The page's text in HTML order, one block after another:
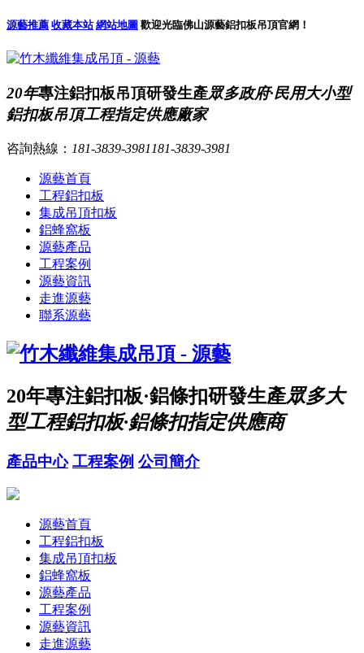
源藝推薦 收藏本站 網站地圖 歡迎光臨佛山源藝鋁扣板吊頂官網！
20年專注鋁扣板吊頂研發生產眾多政府·民用大小型
鋁扣板吊頂工程指定供應廠家
咨詢熱線： 181-3839-3981 181-3839-3981
源藝首頁
工程鋁扣板
集成吊頂扣板
鋁蜂窩板
源藝產品
工程案例
源藝資訊
走進源藝
聯系源藝
20年專注鋁扣板·鋁條扣研發生產眾多大
型工程鋁扣板·鋁條扣指定供應商
產品中心 工程案例 公司簡介
源藝首頁
工程鋁扣板
集成吊頂扣板
鋁蜂窩板
源藝產品
工程案例
源藝資訊
走進源藝